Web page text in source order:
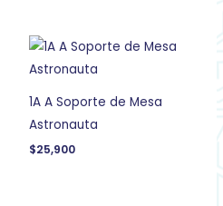
1A A Soporte de Mesa
Astronauta
$25,900